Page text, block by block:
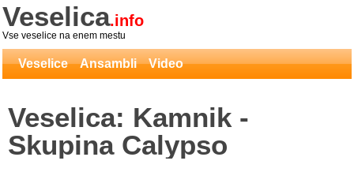
Veselica.info
Vse veselice na enem mestu
Veselice Ansambli Video
Veselica: Kamnik -
Skupina Calypso